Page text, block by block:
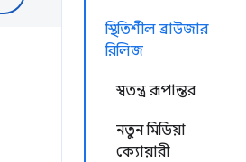
স্থিতিশীল ব্রাউজার
রিলিজ
স্বতন্ত্র রূপান্তর
নতুন মিডিয়া
ক্যোয়ারী